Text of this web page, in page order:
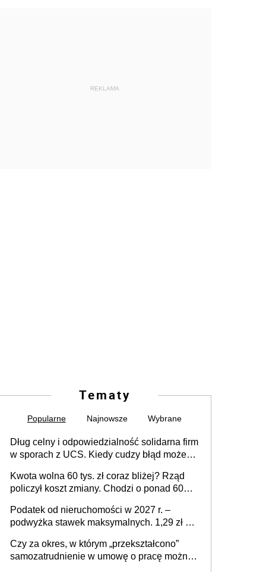
REKLAMA
Tematy
Popularne Najnowsze Wybrane
Dług celny i odpowiedzialność solidarna firm
w sporach z UCS. Kiedy cudzy błąd może
Kwota wolna 60 tys. zł coraz bliżej? Rząd
policzył koszt zmiany. Chodzi o ponad 60
Podatek od nieruchomości w 2027 r. –
podwyżka stawek maksymalnych. 1,29 zł za
budynków i lokali związanych z
prowadzeniem działalności gospodarczej
Czy za okres, w którym „przekształcono”
samozatrudnienie w umowę o pracę można